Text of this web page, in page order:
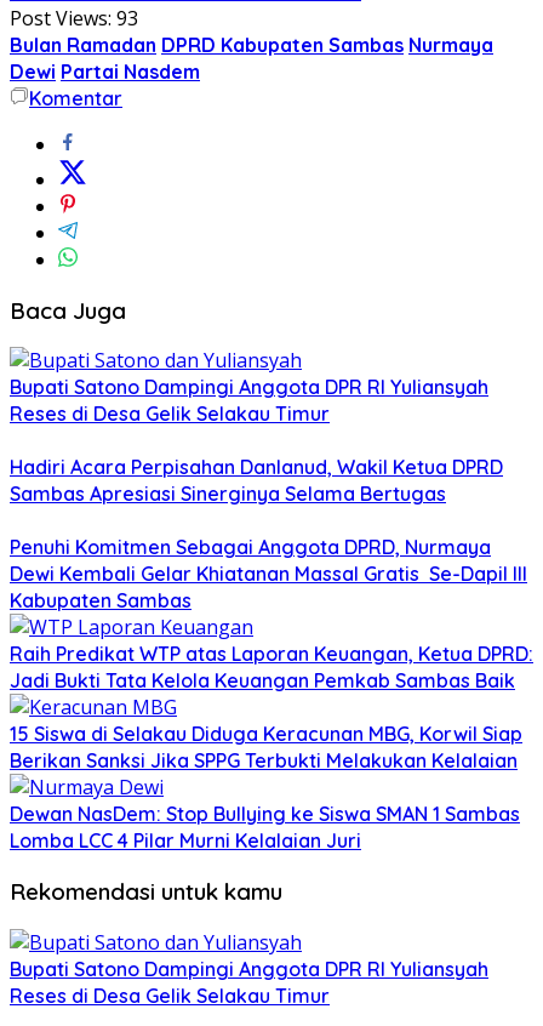
Post Views: 93
Bulan Ramadan DPRD Kabupaten Sambas Nurmaya
Dewi Partai Nasdem
Komentar
Baca Juga
Bupati Satono Dampingi Anggota DPR RI Yuliansyah
Reses di Desa Gelik Selakau Timur
Hadiri Acara Perpisahan Danlanud, Wakil Ketua DPRD
Sambas Apresiasi Sinerginya Selama Bertugas
Penuhi Komitmen Sebagai Anggota DPRD, Nurmaya
Dewi Kembali Gelar Khiatanan Massal Gratis Se-Dapil III
Kabupaten Sambas
Raih Predikat WTP atas Laporan Keuangan, Ketua DPRD:
Jadi Bukti Tata Kelola Keuangan Pemkab Sambas Baik
15 Siswa di Selakau Diduga Keracunan MBG, Korwil Siap
Berikan Sanksi Jika SPPG Terbukti Melakukan Kelalaian
Dewan NasDem: Stop Bullying ke Siswa SMAN 1 Sambas
Lomba LCC 4 Pilar Murni Kelalaian Juri
Rekomendasi untuk kamu
Bupati Satono Dampingi Anggota DPR RI Yuliansyah
Reses di Desa Gelik Selakau Timur